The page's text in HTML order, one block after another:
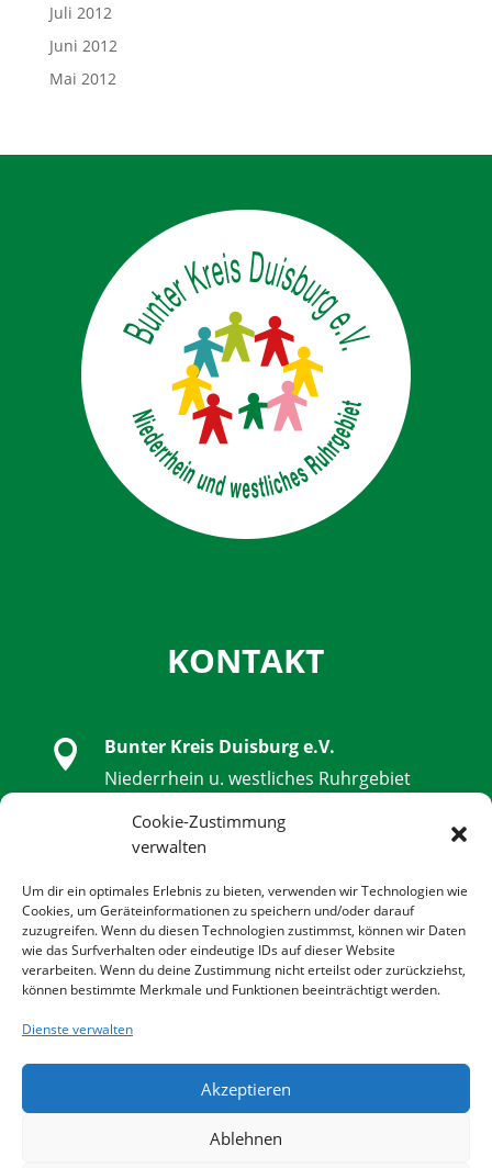
Cookie-Zustimmung
verwalten
Um dir ein optimales Erlebnis zu bieten, verwenden wir Technologien wie
Cookies, um Geräteinformationen zu speichern und/oder darauf
zuzugreifen. Wenn du diesen Technologien zustimmst, können wir Daten
wie das Surfverhalten oder eindeutige IDs auf dieser Website
verarbeiten. Wenn du deine Zustimmung nicht erteilst oder zurückziehst,
können bestimmte Merkmale und Funktionen beeinträchtigt werden.
Dienste verwalten
Akzeptieren
Ablehnen
Juli 2012
Juni 2012
Mai 2012
KONTAKT

Bunter Kreis Duisburg e.V.
Niederrhein u. westliches Ruhrgebiet
 0203 - 9 85 79 14 - 14
 info@bunter-kreis-duisburg.de
www.bunter-kreis-duisburg.de